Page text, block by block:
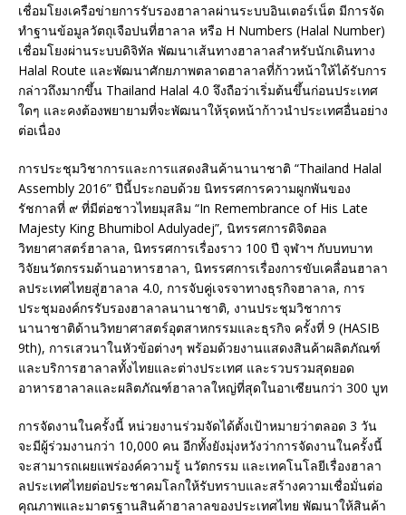
เชื่อมโยงเครือข่ายการรับรองฮาลาลผ่านระบบอินเตอร์เน็ต มีการจัด
ทำฐานข้อมูลวัตถุเจือปนที่ฮาลาล หรือ H Numbers (Halal Number)
เชื่อมโยงผ่านระบบดิจิทัล พัฒนาเส้นทางฮาลาลสำหรับนักเดินทาง
Halal Route และพัฒนาศักยภาพตลาดฮาลาลที่ก้าวหน้าให้ได้รับการ
กล่าวถึงมากขึ้น Thailand Halal 4.0 จึงถือว่าเริ่มต้นขึ้นก่อนประเทศ
ใดๆ และคงต้องพยายามที่จะพัฒนาให้รุดหน้าก้าวนำประเทศอื่นอย่าง
ต่อเนื่อง
การประชุมวิชาการและการแสดงสินค้านานาชาติ “Thailand Halal
Assembly 2016” ปีนี้ประกอบด้วย นิทรรศการความผูกพันของ
รัชกาลที่ ๙ ที่มีต่อชาวไทยมุสลิม “In Remembrance of His Late
Majesty King Bhumibol Adulyadej”, นิทรรศการดิจิตอล
วิทยาศาสตร์ฮาลาล, นิทรรศการเรื่องราว 100 ปี จุฬาฯ กับบทบาท
วิจัยนวัตกรรมด้านอาหารฮาลา, นิทรรศการเรื่องการขับเคลื่อนฮาลา
ลประเทศไทยสู่ฮาลาล 4.0, การจับคู่เจรจาทางธุรกิจฮาลาล, การ
ประชุมองค์กรรับรองฮาลาลนานาชาติ, งานประชุมวิชาการ
นานาชาติด้านวิทยาศาสตร์อุตสาหกรรมและธุรกิจ ครั้งที่ 9 (HASIB
9th), การเสวนาในหัวข้อต่างๆ พร้อมด้วยงานแสดงสินค้าผลิตภัณฑ์
และบริการฮาลาลทั้งไทยและต่างประเทศ และรวบรวมสุดยอด
อาหารฮาลาลและผลิตภัณฑ์ฮาลาลใหญ่ที่สุดในอาเซียนกว่า 300 บูท
การจัดงานในครั้งนี้ หน่วยงานร่วมจัดได้ตั้งเป้าหมายว่าตลอด 3 วัน
จะมีผู้ร่วมงานกว่า 10,000 คน อีกทั้งยังมุ่งหวังว่าการจัดงานในครั้งนี้
จะสามารถเผยแพร่องค์ความรู้ นวัตกรรม และเทคโนโลยีเรื่องฮาลา
ลประเทศไทยต่อประชาคมโลกให้รับทราบและสร้างความเชื่อมั่นต่อ
คุณภาพและมาตรฐานสินค้าฮาลาลของประเทศไทย พัฒนาให้สินค้า